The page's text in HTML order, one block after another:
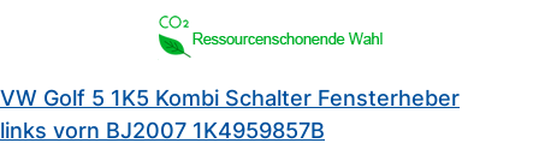
VW Golf 5 1K5 Kombi Schalter Fensterheber
links vorn BJ2007 1K4959857B